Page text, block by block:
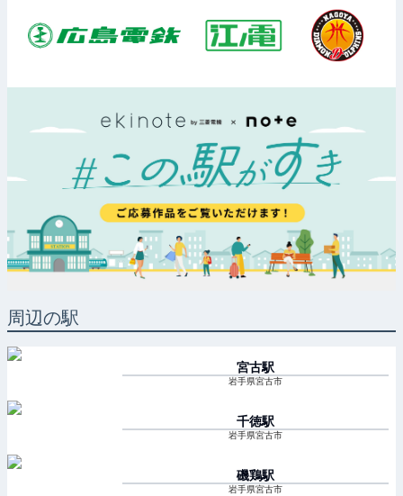
周辺の駅
宮古駅
岩手県宮古市
千徳駅
岩手県宮古市
磯鶏駅
岩手県宮古市